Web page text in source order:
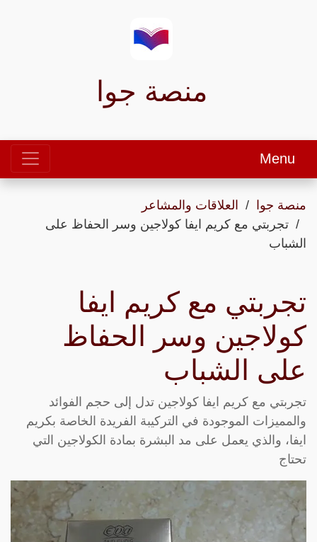
منصة جوا
Menu
منصة جوا
العلاقات والمشاعر
تجربتي مع كريم ايفا كولاجين وسر الحفاظ على
الشباب
تجربتي مع كريم ايفا
كولاجين وسر الحفاظ
على الشباب
تجربتي مع كريم ايفا كولاجين تدل إلى حجم الفوائد
والمميزات الموجودة في التركيبة الفريدة الخاصة بكريم
ايفا، والذي يعمل على مد البشرة بمادة الكولاجين التي
تحتاج